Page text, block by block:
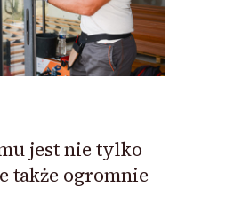
jest nie tylko
także ogromnie